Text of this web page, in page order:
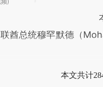
酋总统穆罕默德（
本文共计